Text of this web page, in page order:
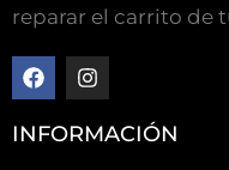
reparar el carrito de
INFORMACIÓN